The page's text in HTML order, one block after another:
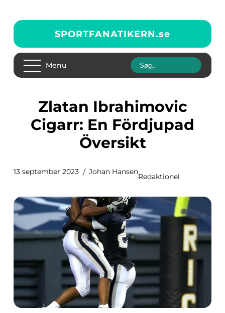
SPORTFANATIKERN.se
Menu
Zlatan Ibrahimovic
Cigarr: En Fördjupad
Översikt
13 september 2023 Johan Hansen
Redaktionel